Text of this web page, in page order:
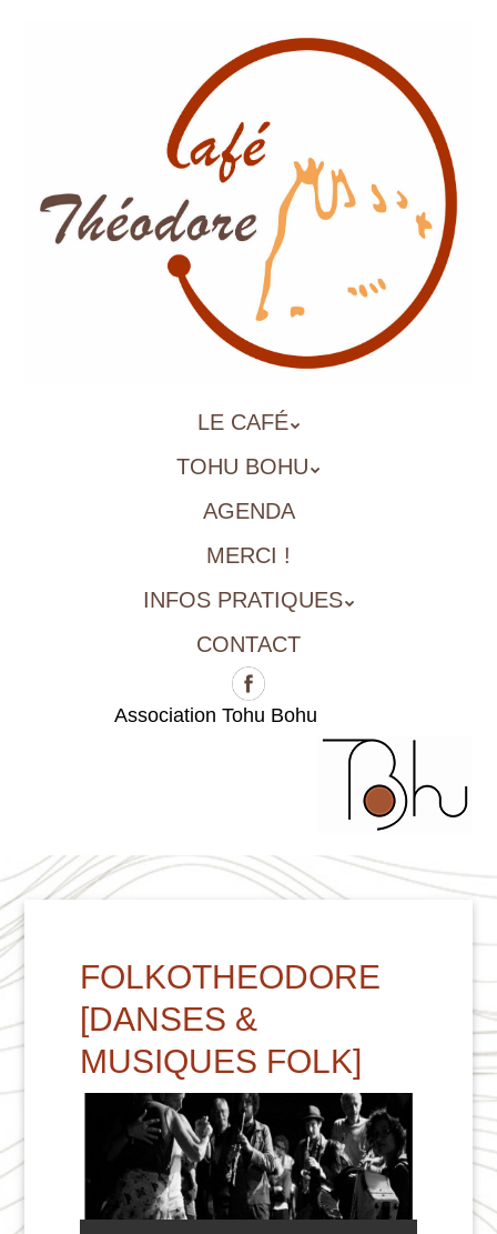
LE CAFÉ
TOHU BOHU
AGENDA
MERCI !
INFOS PRATIQUES
CONTACT
Association Tohu Bohu
FOLKOTHEODORE
[DANSES &
MUSIQUES FOLK]